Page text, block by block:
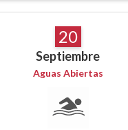
20
Septiembre
Aguas Abiertas